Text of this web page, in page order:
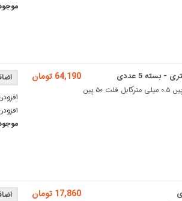
64,190 تومان
کابل فلت FFC دارای استاندارد 0.5 - کابل تخت ۵۰ پین ۰.۵ میلی‌ مترکابل فلت ۵۰ پین
17,860 تومان